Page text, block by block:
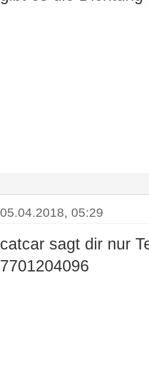
05.04.2018, 05:29
catcar sagt dir nur
7701204096